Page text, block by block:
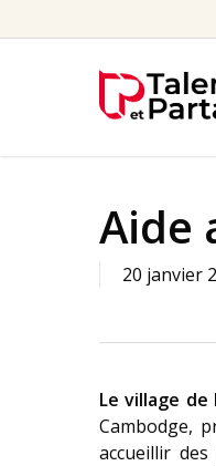
to
Aide
20 janvier
Le village de
Cambodge,
accueillir